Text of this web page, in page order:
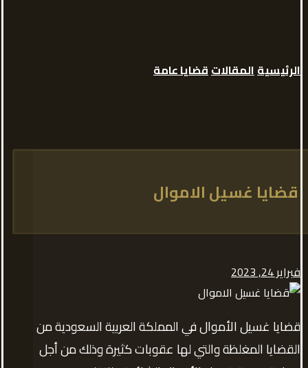
الرئيسيةالمقالاتقضايا عامة
قضايا غسيل الاموال
فبراير 24, 2023
قضايا غسيل الأموال في المملكة العربية السعودية من
القضايا المغلظة والتي لها عقوبات كثيرة وذلك من أجل